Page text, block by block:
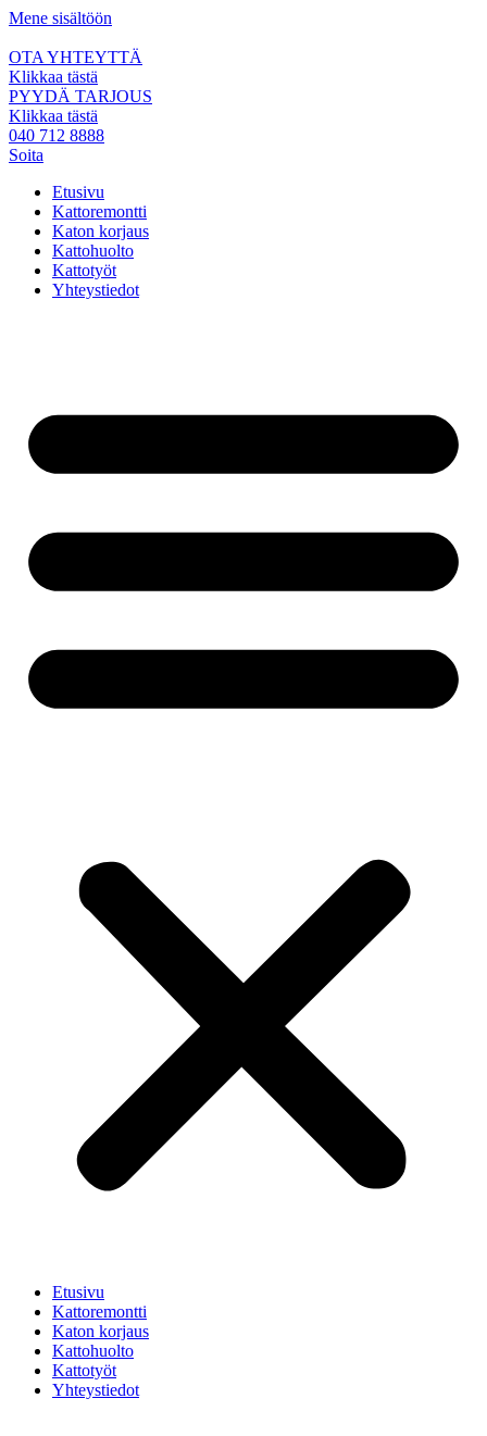
Mene sisältöön
OTA YHTEYTTÄ
Klikkaa tästä
PYYDÄ TARJOUS
Klikkaa tästä
040 712 8888
Soita
Etusivu
Kattoremontti
Katon korjaus
Kattohuolto
Kattotyöt
Yhteystiedot
Etusivu
Kattoremontti
Katon korjaus
Kattohuolto
Kattotyöt
Yhteystiedot